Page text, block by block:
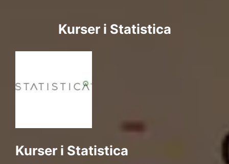
Kurser i Statistica
Kurser i Statistica